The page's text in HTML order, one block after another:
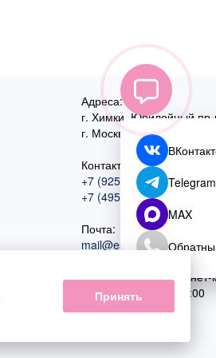
Адреса:
г. Химки, Юбилейный пр-
г. Москва,ул. Перовская,
Контактный номер:
+7 (925) 585-74-27
+7 (495) 970-44-75
Почта:
mail@esta-fiesta.ru
Режим работы интернет-
ПН-ВС с 09:00 до 21:00
Telegram
MAX
Принять